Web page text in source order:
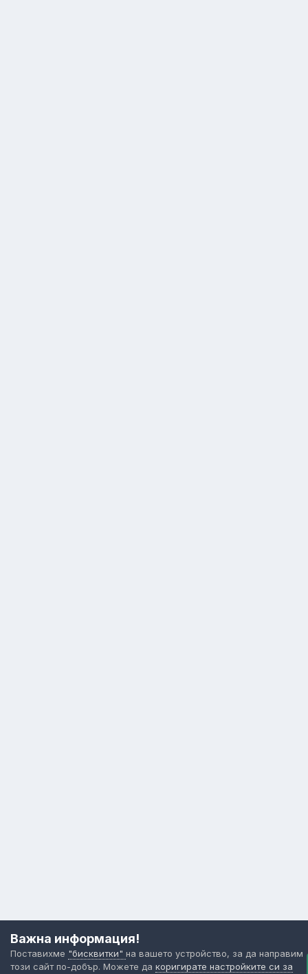
Важна информация!
Поставихме "бисквитки" на вашето устройство, за да направим
този сайт по-добър. Можете да коригирате настройките си за